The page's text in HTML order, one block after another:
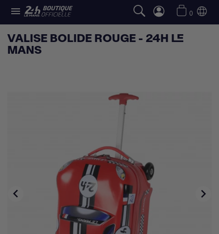
 0
VALISE BOLIDE ROUGE - 24H LE
MANS
 